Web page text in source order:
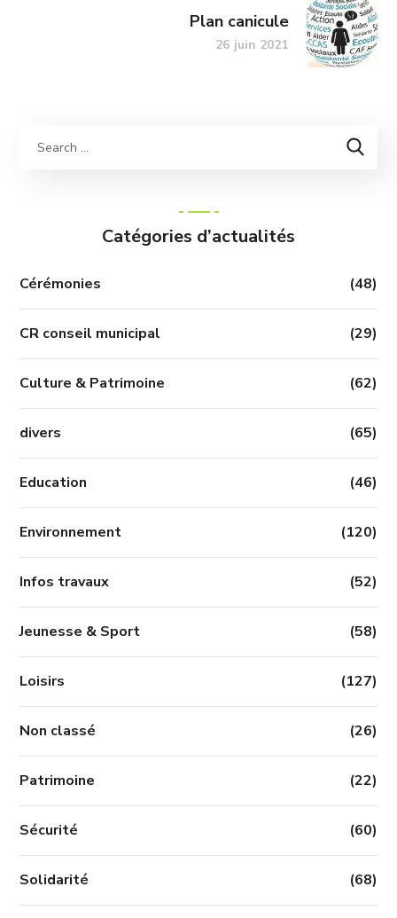
Plan canicule
26 juin 2021
Catégories d’actualités
Cérémonies (48)
CR conseil municipal (29)
Culture & Patrimoine (62)
divers (65)
Education (46)
Environnement (120)
Infos travaux (52)
Jeunesse & Sport (58)
Loisirs (127)
Non classé (26)
Patrimoine (22)
Sécurité (60)
Solidarité (68)